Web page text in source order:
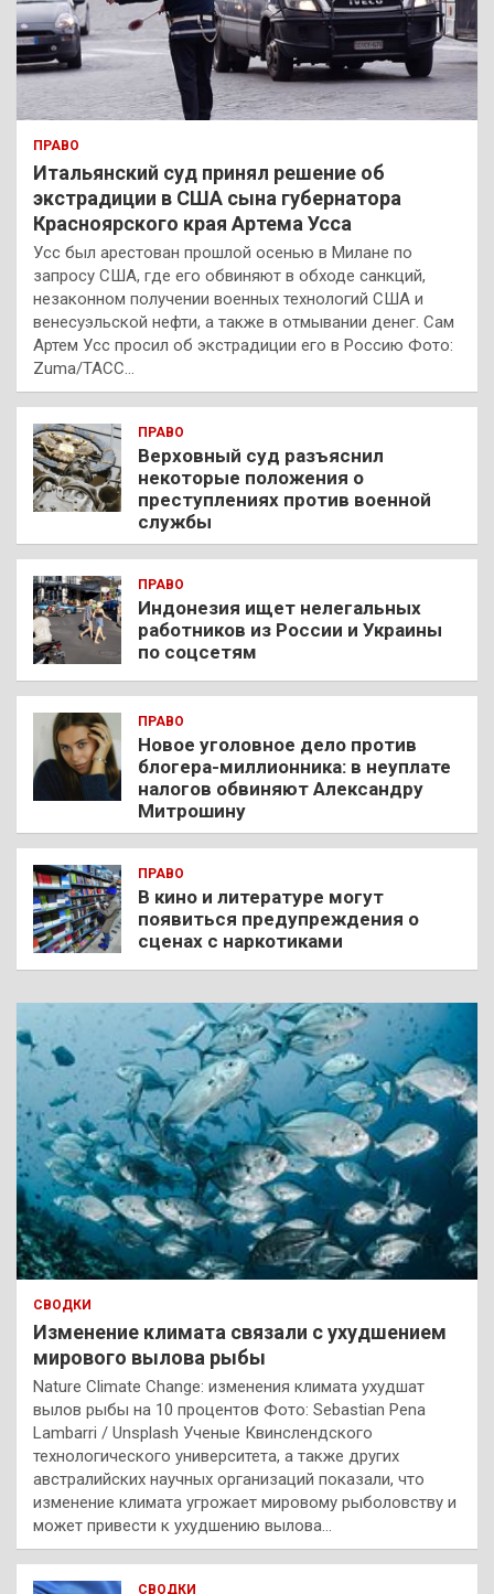
ПРАВО
Итальянский суд принял решение об
экстрадиции в США сына губернатора
Красноярского края Артема Усса
Усс был арестован прошлой осенью в Милане по
запросу США, где его обвиняют в обходе санкций,
незаконном получении военных технологий США и
венесуэльской нефти, а также в отмывании денег. Сам
Артем Усс просил об экстрадиции его в Россию Фото:
Zuma/ТАСС…
ПРАВО
Верховный суд разъяснил
некоторые положения о
преступлениях против военной
службы
ПРАВО
Индонезия ищет нелегальных
работников из России и Украины
по соцсетям
ПРАВО
Новое уголовное дело против
блогера-миллионника: в неуплате
налогов обвиняют Александру
Митрошину
ПРАВО
В кино и литературе могут
появиться предупреждения о
сценах с наркотиками
СВОДКИ
Изменение климата связали с ухудшением
мирового вылова рыбы
Nature Climate Change: изменения климата ухудшат
вылов рыбы на 10 процентов Фото: Sebastian Pena
Lambarri / Unsplash Ученые Квинслендского
технологического университета, а также других
австралийских научных организаций показали, что
изменение климата угрожает мировому рыболовству и
может привести к ухудшению вылова…
СВОДКИ